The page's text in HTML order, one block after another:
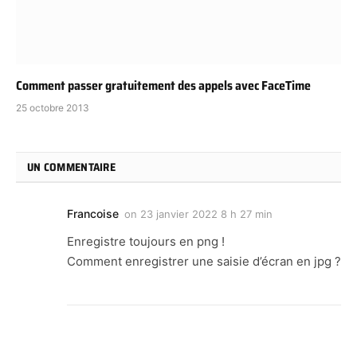
Comment passer gratuitement des appels avec FaceTime
25 octobre 2013
UN COMMENTAIRE
Francoise on 23 janvier 2022 8 h 27 min
Enregistre toujours en png !
Comment enregistrer une saisie d’écran en jpg ?